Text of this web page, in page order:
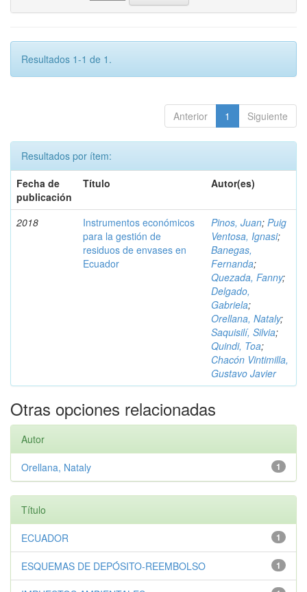
Resultados 1-1 de 1.
Anterior 1 Siguiente
Resultados por ítem:
Fecha de
publicación
Título Autor(es)
2018
Instrumentos económicos
para la gestión de
residuos de envases en
Ecuador
Pinos, Juan; Puig
Ventosa, Ignasi;
Banegas,
Fernanda;
Quezada, Fanny;
Delgado,
Gabriela;
Orellana, Nataly;
Saquisilí, Silvia;
Quindi, Toa;
Chacón Vintimilla,
Gustavo Javier
Otras opciones relacionadas
Autor
1
Orellana, Nataly
Título
1
ECUADOR
1
ESQUEMAS DE DEPÓSITO-REEMBOLSO